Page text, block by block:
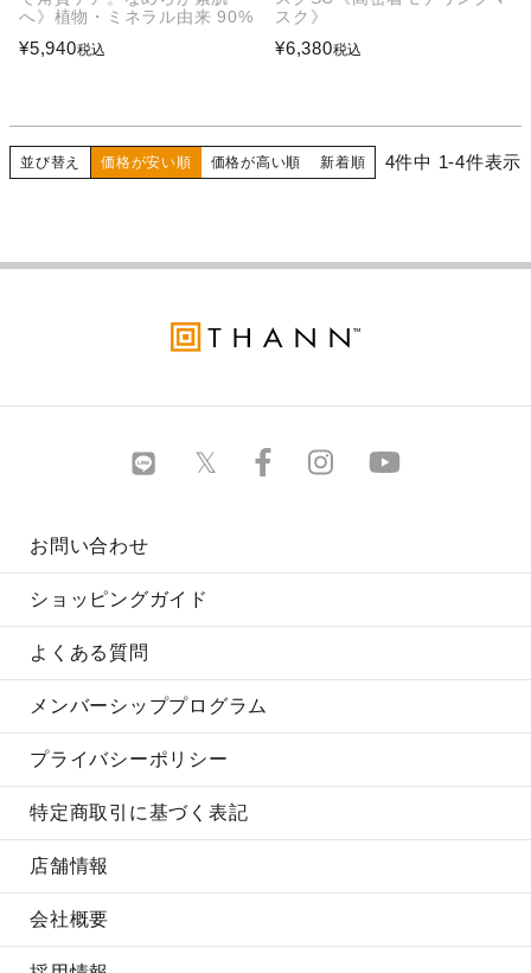
へ》植物・ミネラル由来 90%
¥5,940税込
スク》
¥6,380税込
並び替え 価格が安い順 価格が高い順 新着順 4件中 1-4件表示
お問い合わせ
ショッピングガイド
よくある質問
メンバーシッププログラム
プライバシーポリシー
特定商取引に基づく表記
店舗情報
会社概要